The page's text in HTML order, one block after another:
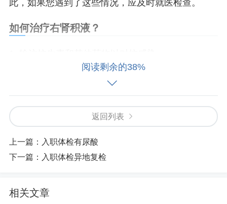
此，如果您遇到了这些情况，应及时就医检查。
如何治疗右肾积液？
2. 排气管等小手术，协助泌尿系统排出液体。
3. 开刀切除导致右肾积液的肿块或其他障碍物。
想避免右肾积液？这些方法可以帮助：
1. 经常运动，并保持正常体重
2. 少吃辛辣刺激食物
阅读剩余的38%
返回列表
上一篇： 入职体检有尿酸
下一篇： 入职体检异地复检
相关文章